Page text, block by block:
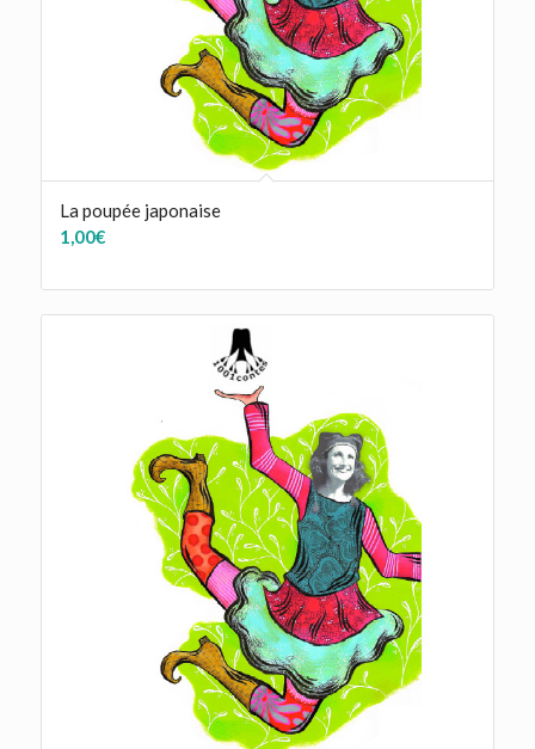
La poupée japonaise
1,00€